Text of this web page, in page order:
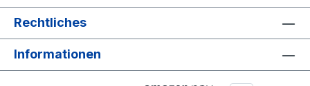
Rechtliches
Informationen